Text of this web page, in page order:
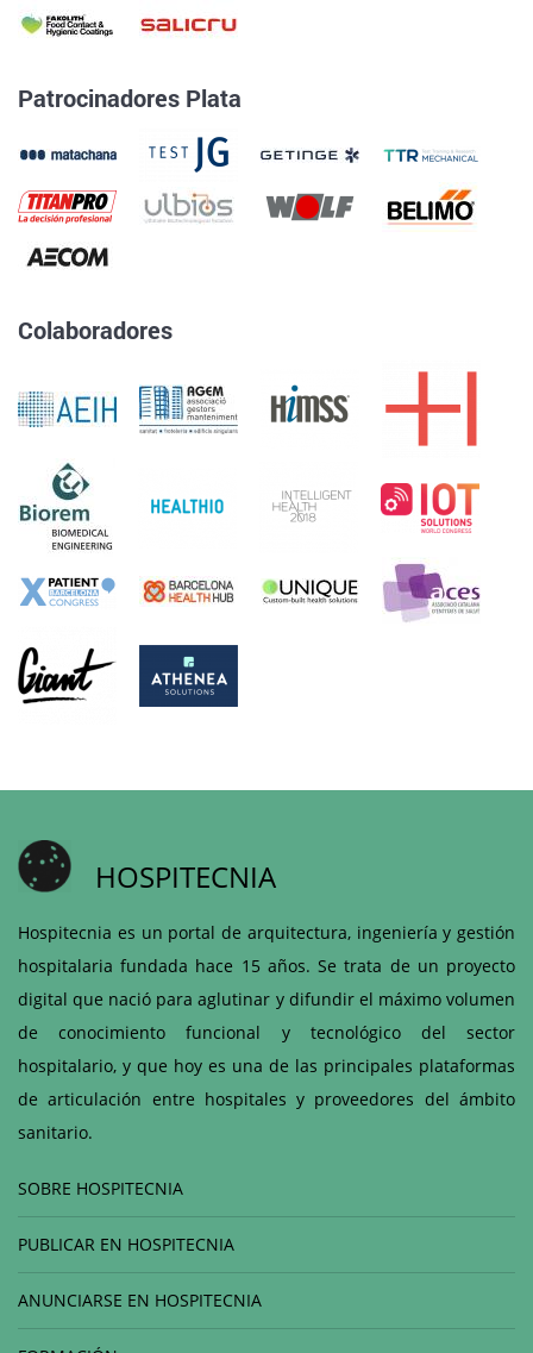
Patrocinadores Plata
Colaboradores
HOSPITECNIA
Hospitecnia es un portal de arquitectura, ingeniería y gestión
hospitalaria fundada hace 15 años. Se trata de un proyecto
digital que nació para aglutinar y difundir el máximo volumen
de conocimiento funcional y tecnológico del sector
hospitalario, y que hoy es una de las principales plataformas
de articulación entre hospitales y proveedores del ámbito
sanitario.
SOBRE HOSPITECNIA
PUBLICAR EN HOSPITECNIA
ANUNCIARSE EN HOSPITECNIA